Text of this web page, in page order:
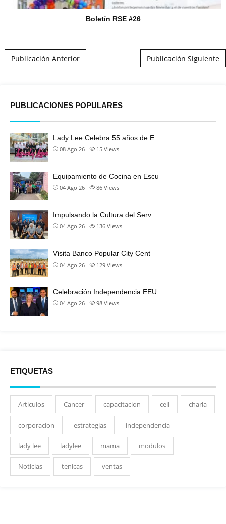
Boletín RSE #26
Publicación Anterior Publicación Siguiente
PUBLICACIONES POPULARES
Lady Lee Celebra 55 años de E
08 Ago 26 15 Views
Equipamiento de Cocina en Escu
04 Ago 26 86 Views
Impulsando la Cultura del Serv
04 Ago 26 136 Views
Visita Banco Popular City Cent
04 Ago 26 129 Views
Celebración Independencia EEU
04 Ago 26 98 Views
ETIQUETAS
Articulos Cancer capacitacion cell charla
corporacion estrategias independencia
lady lee ladylee mama modulos
Noticias tenicas ventas